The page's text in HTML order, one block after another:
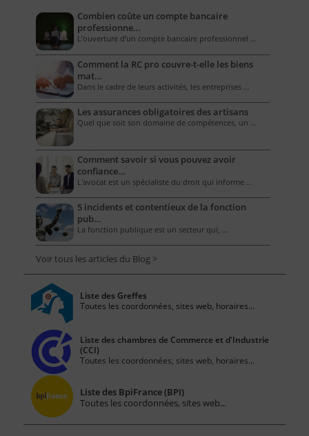
Combien coûte un compte bancaire
professionne…
L’ouverture d’un compte bancaire professionnel …
Comment la RC pro couvre-t-elle les biens
mat…
Dans le cadre de leurs activités, les entreprises …
Les assurances obligatoires des artisans
Quel que soit son domaine de compétences, un …
Comment savoir si vous pouvez avoir
confiance…
L'avocat est un spécialiste du droit qui informe …
5 incidents et contentieux de la fonction
pub…
La fonction publique est un secteur qui, …
Voir tous les articles du Blog >
Liste des Greffes
Toutes les coordonnées, sites web, horaires...
Liste des chambres de Commerce et d'Industrie
(CCI)
Toutes les coordonnées, sites web, horaires...
Liste des BpiFrance (BPI)
Toutes les coordonnées, sites web...